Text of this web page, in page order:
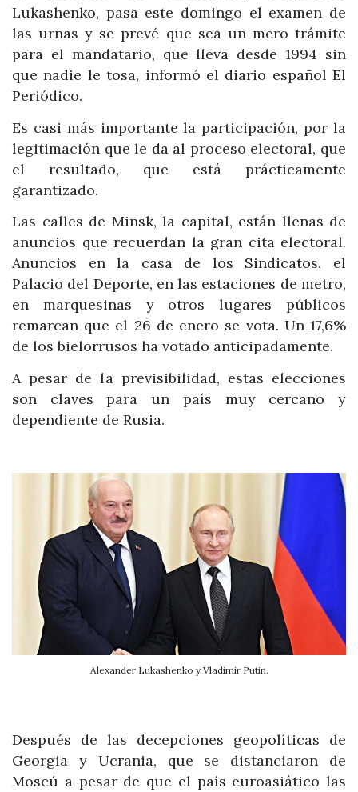
Lukashenko, pasa este domingo el examen de
las urnas y se prevé que sea un mero trámite
para el mandatario, que lleva desde 1994 sin
que nadie le tosa, informó el diario español El
Periódico.
Es casi más importante la participación, por la
legitimación que le da al proceso electoral, que
el resultado, que está prácticamente
garantizado.
Las calles de Minsk, la capital, están llenas de
anuncios que recuerdan la gran cita electoral.
Anuncios en la casa de los Sindicatos, el
Palacio del Deporte, en las estaciones de metro,
en marquesinas y otros lugares públicos
remarcan que el 26 de enero se vota. Un 17,6%
de los bielorrusos ha votado anticipadamente.
A pesar de la previsibilidad, estas elecciones
son claves para un país muy cercano y
dependiente de Rusia.
Alexander Lukashenko y Vladimir Putin.
Después de las decepciones geopolíticas de
Georgia y Ucrania, que se distanciaron de
Moscú a pesar de que el país euroasiático las